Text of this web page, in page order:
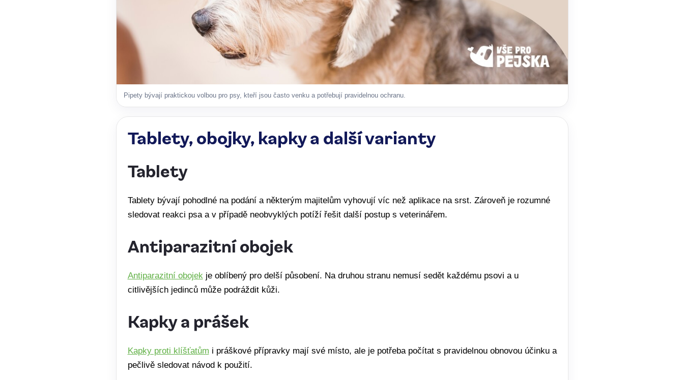
Pipety bývají praktickou volbou pro psy, kteří jsou často venku a potřebují pravidelnou ochranu.
Tablety, obojky, kapky a další varianty
Tablety
Tablety bývají pohodlné na podání a některým majitelům vyhovují víc než aplikace na srst. Zároveň je rozumné
sledovat reakci psa a v případě neobvyklých potíží řešit další postup s veterinářem.
Antiparazitní obojek
Antiparazitní obojekje oblíbený pro delší působení. Na druhou stranu nemusí sedět každému psovi a u
citlivějších jedinců může podráždit kůži.
Kapky a prášek
Kapky proti klíšťatům i práškové přípravky mají své místo, ale je potřeba počítat s pravidelnou obnovou účinku a
pečlivě sledovat návod k použití.